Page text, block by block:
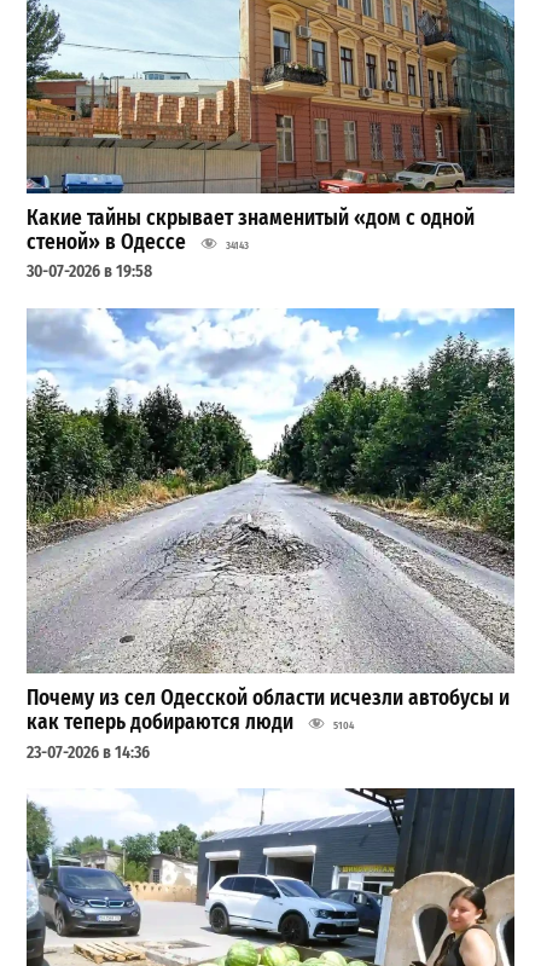
Какие тайны скрывает знаменитый «дом с одной
стеной» в Одессе
34143
30-07-2026 в 19:58
Почему из сел Одесской области исчезли автобусы и
как теперь добираются люди
5104
23-07-2026 в 14:36